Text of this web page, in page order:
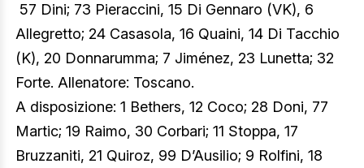
57 Dini; 73 Pieraccini, 15 Di Gennaro (VK), 6
Allegretto; 24 Casasola, 16 Quaini, 14 Di Tacchio
(K), 20 Donnarumma; 7 Jiménez, 23 Lunetta; 32
Forte. Allenatore: Toscano.
A disposizione: 1 Bethers, 12 Coco; 28 Doni, 77
Martic; 19 Raimo, 30 Corbari; 11 Stoppa, 17
Bruzzaniti, 21 Quiroz, 99 D’Ausilio; 9 Rolfini, 18